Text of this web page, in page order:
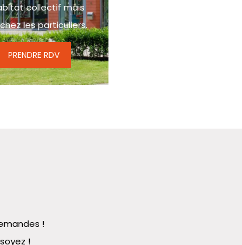
collectif mais
les particuliers.
PRENDRE RDV
!
!